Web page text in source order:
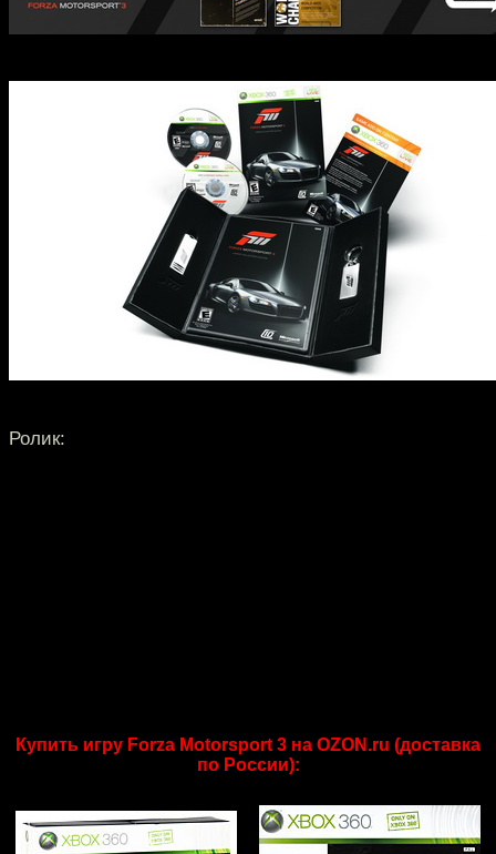
Ролик:
Купить игру Forza Motorsport 3 на OZON.ru (доставка
по России):